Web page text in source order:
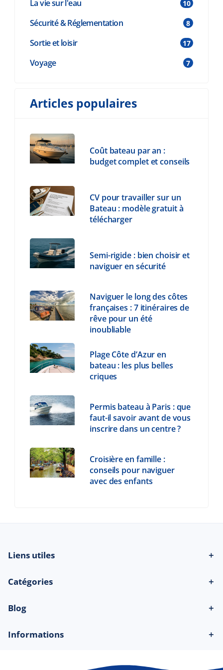
La vie sur l'eau 10
Sécurité & Réglementation 8
Sortie et loisir 17
Voyage 7
Articles populaires
Coût bateau par an :
budget complet et conseils
CV pour travailler sur un
Bateau : modèle gratuit à
télécharger
Semi-rigide : bien choisir et
naviguer en sécurité
Naviguer le long des côtes
françaises : 7 itinéraires de
rêve pour un été
inoubliable
Plage Côte d’Azur en
bateau : les plus belles
criques
Permis bateau à Paris : que
faut-il savoir avant de vous
inscrire dans un centre ?
Croisière en famille :
conseils pour naviguer
avec des enfants
Liens utiles ＋
Catégories ＋
Blog ＋
Informations ＋